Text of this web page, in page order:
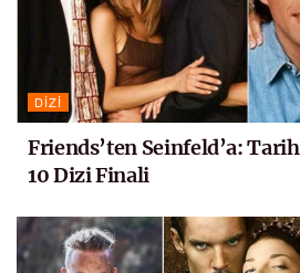
DIZI
Friends’ten Seinfeld’a:
10 Dizi Finali